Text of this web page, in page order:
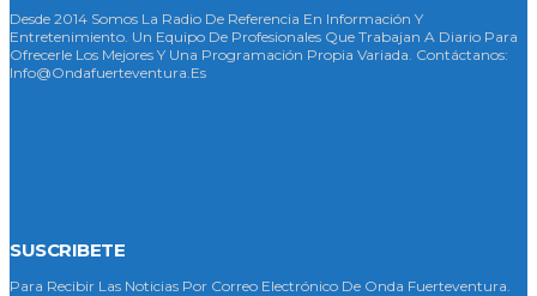
Desde 2014 Somos La Radio De Referencia En Información Y
Entretenimiento. Un Equipo De Profesionales Que Trabajan A Diario Para
Ofrecerle Los Mejores Y Una Programación Propia Variada. Contáctanos:
Info@ondafuerteventura.es
SUSCRIBETE
Para Recibir Las Noticias Por Correo Electrónico De Onda Fuerteventura.